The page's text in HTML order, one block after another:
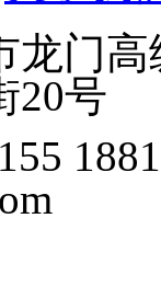
龙门
20号